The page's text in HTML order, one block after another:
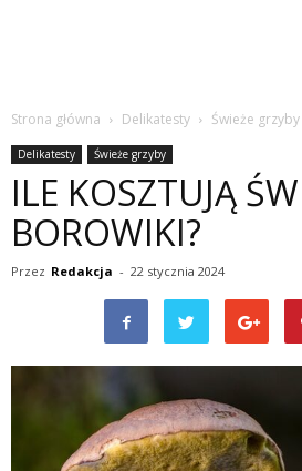
Strona główna Delikatesty Świeże grzyby
Delikatesty Świeże grzyby
ILE KOSZTUJĄ
BOROWIKI?
Przez Redakcja - 22 stycznia 2024